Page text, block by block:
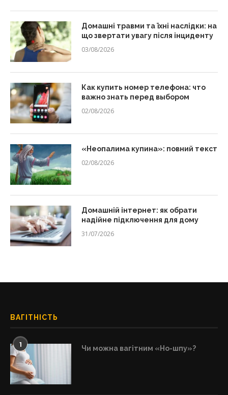
Домашні травми та їхні наслідки: на
що звертати увагу після інциденту
03/08/2026
Как купить номер телефона: что
важно знать перед выбором
02/08/2026
«Неопалима купина»: повний текст
02/08/2026
Домашній інтернет: як обрати
надійне підключення для дому
31/07/2026
ВАГІТНІСТЬ
1 Чи можна вагітним «Но-шпу»?